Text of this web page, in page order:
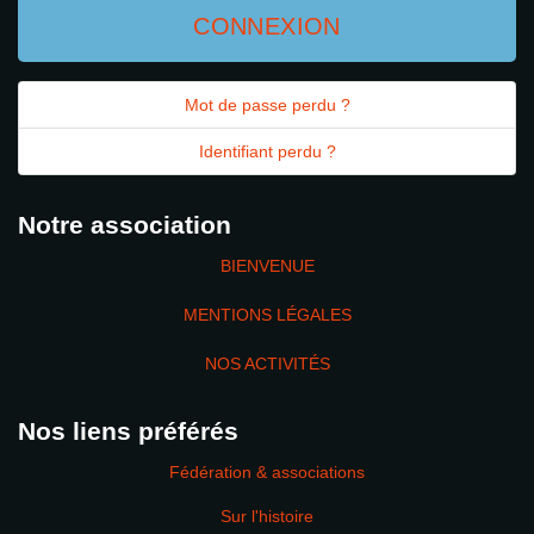
CONNEXION
Mot de passe perdu ?
Identifiant perdu ?
Notre association
BIENVENUE
MENTIONS LÉGALES
NOS ACTIVITÉS
Nos liens préférés
Fédération & associations
Sur l'histoire